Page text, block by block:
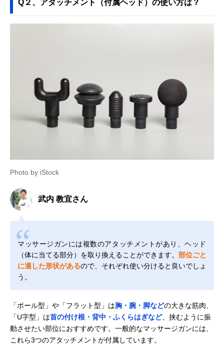
Q２、アタッチメント（付属ヘッド）の使い方は？
Photo by iStock
武内 教宜さん
マッサージガンには複数のアタッチメントがあり、ヘッド
（体に当てる部分）を取り換えることができます。 部位ごと
に適した形状があるので、それぞれ使い分けると良いでしょ
う。
「ボール型」や「フラット型」は胸・腕・脚などの大きな筋肉、
「U字型」は首の付け根・背中・ふくらはぎなど、挟むように振
動させたい部位におすすめです。一般的なマッサージガンには、
これら3つのアタッチメントが付属しています。